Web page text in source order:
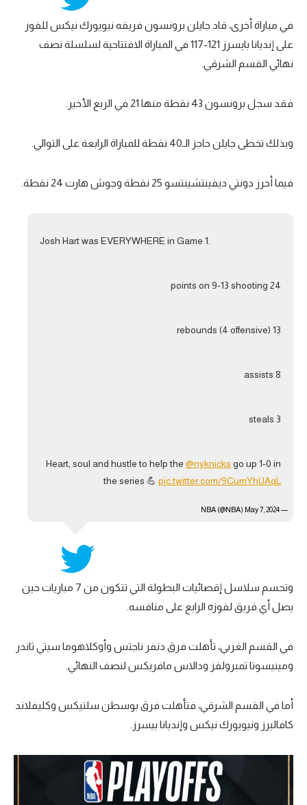
في مباراة أخرى، قاد جايلن برونسون فريقه نيويورك نيكس للفوز
على إنديانا بايسرز 121-117 في المباراة الافتتاحية لسلسلة نصف
نهائي القسم الشرقي.
فقد سجل برونسون 43 نقطة منها 21 في الربع الأخير.
وبذلك تخطى جايلن حاجز الـ40 نقطة للمباراة الرابعة على التوالي.
فيما أحرز دونتي ديفينتشينتسو 25 نقطة وجوش هارت 24 نقطة.
Josh Hart was EVERYWHERE in Game 1.
24 points on 9-13 shooting
13 rebounds (4 offensive)
8 assists
3 steals
Heart, soul and hustle to help the @nyknicks go up 1-0 in
the series 💪 pic.twitter.com/9CumYhUAqL
— NBA (@NBA)
May 7, 2024
وتحسم سلاسل إقصائيات البطولة التي تتكون من 7 مباريات حين
يصل أي فريق لفوزه الرابع على منافسه.
في القسم الغربي، تأهلت فرق دنفر ناجتس وأوكلاهوما سيتي ثاندر
ومينيسوتا تمبرولفز ودالاس مافريكس لنصف النهائي.
أما في القسم الشرقي، فتأهلت فرق بوسطن سلتيكس وكليفلاند
كافاليرز ونيويورك نيكس وإنديانا بيسرز.